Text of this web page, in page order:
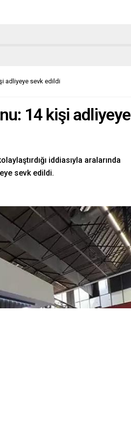
adliyeye sevk edildi
14 kişi adliyeye
iddiasıyla aralarında
sevk edildi.